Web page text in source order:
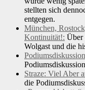
stellten sich
entgegen.
München,
Kontinuität!: Über
Wolgast und die
Straze: Viel Aber
die